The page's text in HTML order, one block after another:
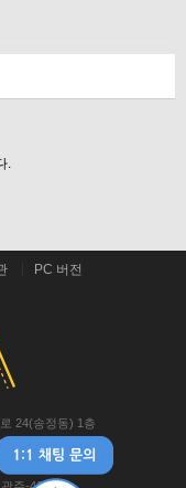
.
PC 버전
24(송정동) 1층
031-767-8048